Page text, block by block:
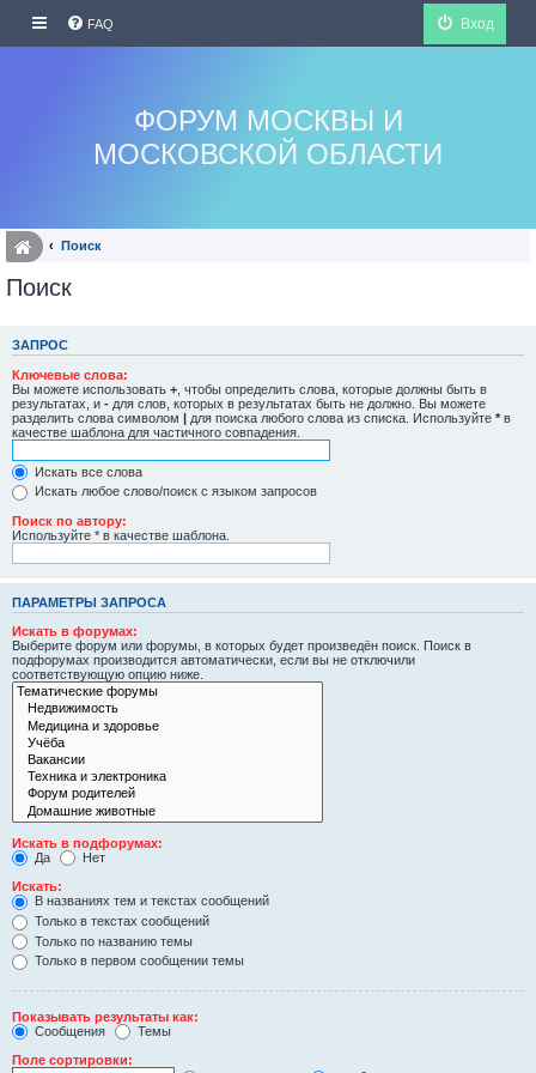
FAQ Вход
ФОРУМ МОСКВЫ И
МОСКОВСКОЙ ОБЛАСТИ
Поиск
Поиск
ЗАПРОС
Ключевые слова:
Вы можете использовать + , чтобы определить слова, которые должны быть в
результатах, и - для слов, которых в результатах быть не должно. Вы можете
разделить слова символом | для поиска любого слова из списка. Используйте * в
качестве шаблона для частичного совпадения.
Искать все слова
Искать любое слово/поиск с языком запросов
Поиск по автору:
Используйте * в качестве шаблона.
ПАРАМЕТРЫ ЗАПРОСА
Искать в форумах:
Выберите форум или форумы, в которых будет произведён поиск. Поиск в
подфорумах производится автоматически, если вы не отключили
соответствующую опцию ниже.
Искать в подфорумах:
Да
Нет
Искать:
В названиях тем и текстах сообщений
Только в текстах сообщений
Только по названию темы
Только в первом сообщении темы
Показывать результаты как:
Сообщения
Темы
Поле сортировки: